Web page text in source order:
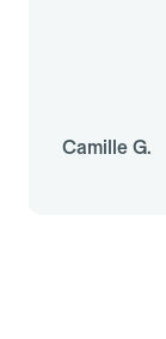
Camille G.